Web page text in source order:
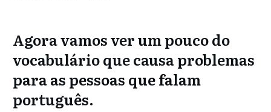
Agora vamos ver um pouco do
vocabulário que causa problemas
para as pessoas que falam
português.